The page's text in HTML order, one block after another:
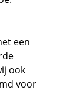
een
ook
voor